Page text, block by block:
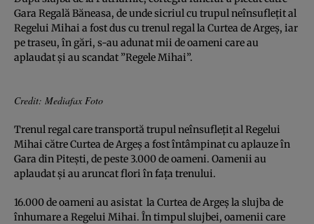
Gara Regală Băneasa, de unde sicriul cu trupul neînsufleţit al
Regelui Mihai a fost dus cu trenul regal la Curtea de Argeş, iar
pe traseu, în gări, s-au adunat mii de oameni care au
aplaudat şi au scandat ”Regele Mihai”.
Credit: Mediafax Foto
Trenul regal care transportă trupul neînsufleţit al Regelui
Mihai către Curtea de Argeş a fost întâmpinat cu aplauze în
Gara din Piteşti, de peste 3.000 de oameni. Oamenii au
aplaudat şi au aruncat flori în faţa trenului.
16.000 de oameni au asistat la Curtea de Argeş la slujba de
înhumare a Regelui Mihai. În timpul slujbei, oamenii care